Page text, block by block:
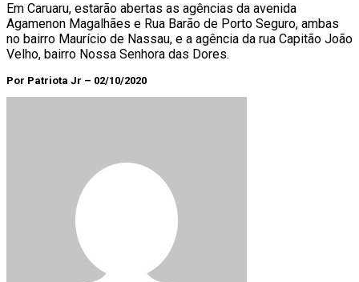
Em Caruaru, estarão abertas as agências da avenida
Agamenon Magalhães e Rua Barão de Porto Seguro, ambas
no bairro Maurício de Nassau, e a agência da rua Capitão João
Velho, bairro Nossa Senhora das Dores.
Por Patriota Jr – 02/10/2020